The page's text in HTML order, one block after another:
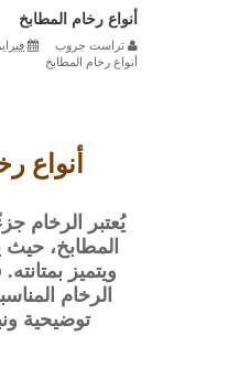
مطبخ
للمطابخ
التصميمات
ألوان مطابخ
أنواع رخام المطابخ
تراست جروب
فبراير 21, 2026
أنواع رخام المطابخ
أنواع
يُعتبر الرخام
المطابخ،
ويتميز
الرخام
توضيحية